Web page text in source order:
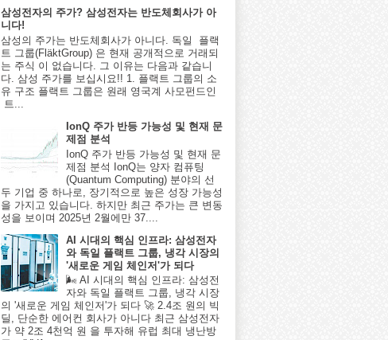
삼성전자의 주가? 삼성전자는 반도체회사가 아
니다!
삼성의 주가는 반도체회사가 아니다. 독일 플랙
트 그룹(FläktGroup) 은 현재 공개적으로 거래되
는 주식 이 없습니다. 그 이유는 다음과 같습니
다. 삼성 주가를 보십시요!! 1. 플랙트 그룹의 소
유 구조 플랙트 그룹은 원래 영국계 사모펀드인
트...
IonQ 주가 반등 가능성 및 현재 문
제점 분석
IonQ 주가 반등 가능성 및 현재 문
제점 분석 IonQ는 양자 컴퓨팅
(Quantum Computing) 분야의 선
두 기업 중 하나로, 장기적으로 높은 성장 가능성
을 가지고 있습니다. 하지만 최근 주가는 큰 변동
성을 보이며 2025년 2월에만 37....
AI 시대의 핵심 인프라: 삼성전자
와 독일 플랙트 그룹, 냉각 시장의
'새로운 게임 체인저'가 되다
🌬️ AI 시대의 핵심 인프라: 삼성전
자와 독일 플랙트 그룹, 냉각 시장
의 '새로운 게임 체인저'가 되다 🚀 2.4조 원의 빅
딜, 단순한 에어컨 회사가 아니다 최근 삼성전자
가 약 2조 4천억 원 을 투자해 유럽 최대 냉난방